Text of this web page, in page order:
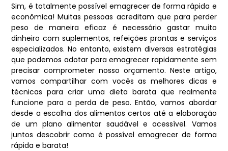
Sim, é totalmente possível emagrecer de forma rápida e
econômica! Muitas pessoas acreditam que para perder
peso de maneira eficaz é necessário gastar muito
dinheiro com suplementos, refeições prontas e serviços
especializados. No entanto, existem diversas estratégias
que podemos adotar para emagrecer rapidamente sem
precisar comprometer nosso orçamento. Neste artigo,
vamos compartilhar com vocês as melhores dicas e
técnicas para criar uma dieta barata que realmente
funcione para a perda de peso. Então, vamos abordar
desde a escolha dos alimentos certos até a elaboração
de um plano alimentar saudável e acessível. Vamos
juntos descobrir como é possível emagrecer de forma
rápida e barata!